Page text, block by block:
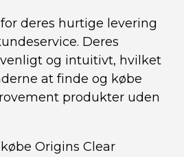
deres hurtige levering
Deres
og intuitivt, hvilket
at finde og købe
produkter uden
Origins Clear